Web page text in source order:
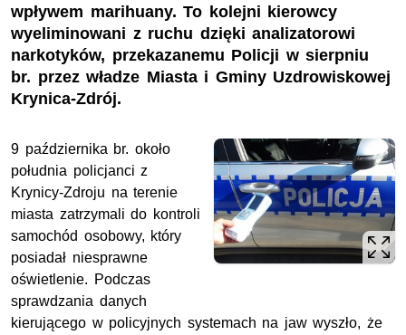
wpływem marihuany. To kolejni kierowcy
wyeliminowani z ruchu dzięki analizatorowi
narkotyków, przekazanemu Policji w sierpniu
br. przez władze Miasta i Gminy Uzdrowiskowej
Krynica-Zdrój.
9 października br. około
południa policjanci z
Krynicy-Zdroju na terenie
miasta zatrzymali do kontroli
samochód osobowy, który
posiadał niesprawne
oświetlenie. Podczas
sprawdzania danych
kierującego w policyjnych systemach na jaw wyszło, że